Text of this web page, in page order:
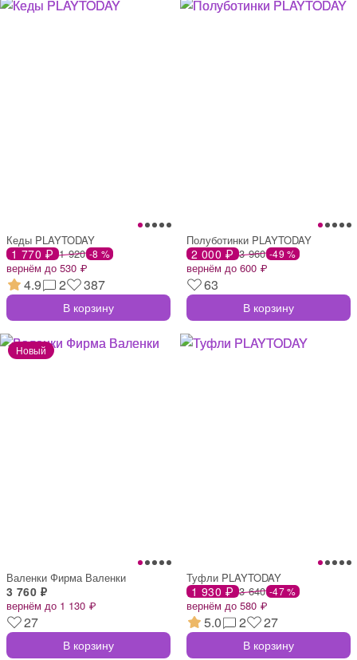
Кеды PLAYTODAY
1 770 ₽ 1 920 -8 %
вернём до 530 ₽
4.9 2 387
В корзину
Полуботинки PLAYTODAY
2 000 ₽ 3 960 -49 %
вернём до 600 ₽
63
В корзину
Валенки Фирма Валенки
3 760 ₽
вернём до 1 130 ₽
27
В корзину
Туфли PLAYTODAY
1 930 ₽ 3 640 -47 %
вернём до 580 ₽
5.0 2 27
В корзину